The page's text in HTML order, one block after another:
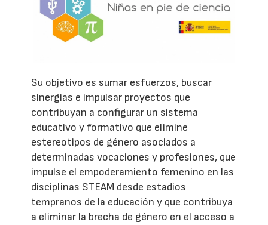
Su objetivo es sumar esfuerzos, buscar
sinergias e impulsar proyectos que
contribuyan a configurar un sistema
educativo y formativo que elimine
estereotipos de género asociados a
determinadas vocaciones y profesiones, que
impulse el empoderamiento femenino en las
disciplinas STEAM desde estadios
tempranos de la educación y que contribuya
a eliminar la brecha de género en el acceso a